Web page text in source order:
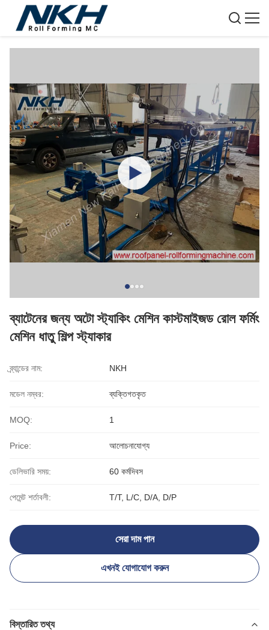
ব্যাটেনের জন্য অটো স্ট্যাকিং মেশিন কাস্টমাইজড রোল ফর্মিং
মেশিন ধাতু শিল্প স্ট্যাকার
ব্র্যান্ডের নাম: NKH
মডেল নম্বর: ব্যক্তিগতকৃত
MOQ: 1
Price: আলোচনাযোগ্য
ডেলিভারি সময়: 60 কর্মদিবস
পেমেন্ট শর্তাবলী: T/T, L/C, D/A, D/P
সেরা দাম পান
এখনই যোগাযোগ করুন
বিস্তারিত তথ্য